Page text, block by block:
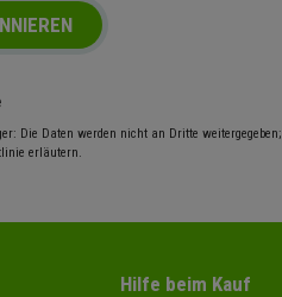
Die Daten werden nicht an Dritte weitergegeben;
erläutern.
Hilfe beim Kauf